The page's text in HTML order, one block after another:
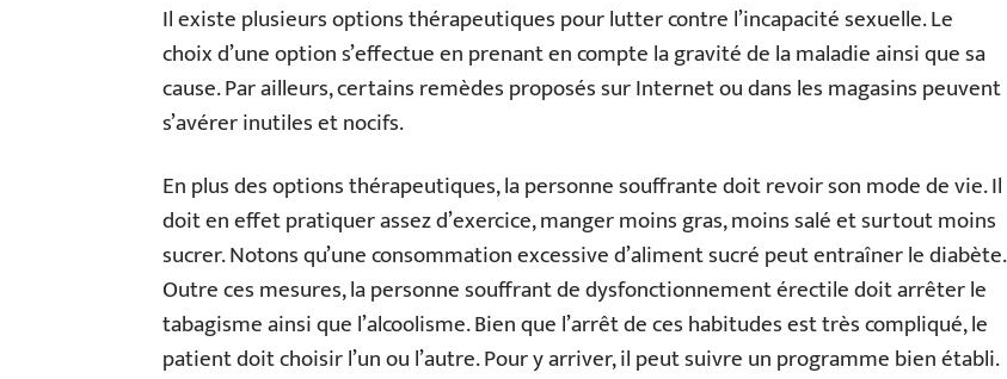
Il existe plusieurs options thérapeutiques pour lutter contre l’incapacité sexuelle. Le
choix d’une option s’effectue en prenant en compte la gravité de la maladie ainsi que sa
cause. Par ailleurs, certains remèdes proposés sur Internet ou dans les magasins peuvent
s’avérer inutiles et nocifs.
En plus des options thérapeutiques, la personne souffrante doit revoir son mode de vie. Il
doit en effet pratiquer assez d’exercice, manger moins gras, moins salé et surtout moins
sucrer. Notons qu’une consommation excessive d’aliment sucré peut entraîner le diabète.
Outre ces mesures, la personne souffrant de dysfonctionnement érectile doit arrêter le
tabagisme ainsi que l’alcoolisme. Bien que l’arrêt de ces habitudes est très compliqué, le
patient doit choisir l’un ou l’autre. Pour y arriver, il peut suivre un programme bien établi.